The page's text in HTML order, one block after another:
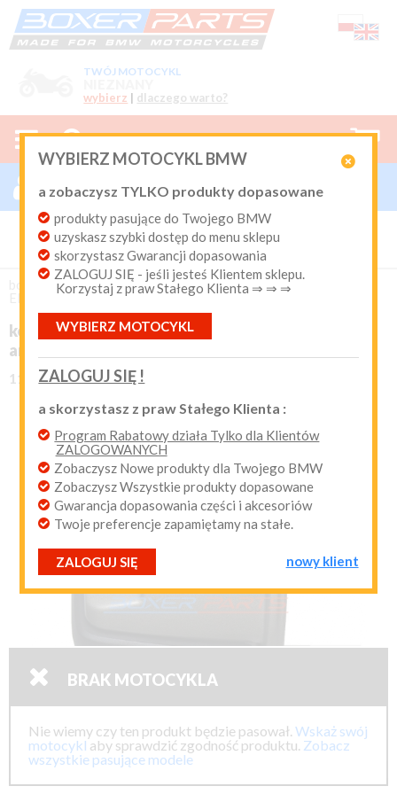
TWÓJ MOTOCYKL
wybierz | dlaczego warto?

WYBIERZ MOTOCYKL BMW
a zobaczysz TYLKO produkty dopasowane
produkty pasujące do Twojego BMW
uzyskasz szybki dostęp do menu sklepu
skorzystasz Gwarancji dopasowania
ZALOGUJ SIĘ - jeśli jesteś Klientem sklepu.
Korzystaj z praw Stałego Klienta ⇒ ⇒ ⇒
WYBIERZ MOTOCYKL
ZALOGUJ SIĘ !
a skorzystasz z praw Stałego Klienta :
Program Rabatowy działa Tylko dla Klientów
ZALOGOWANYCH
Zobaczysz Nowe produkty dla Twojego BMW
Zobaczysz Wszystkie produkty dopasowane
Gwarancja dopasowania części i akcesoriów
Twoje preferencje zapamiętamy na stałe.
ZALOGUJ SIĘ nowy klient
  
0
 Nowy klient
Login:
Hasło:
przypomnij mi hasło nowy klient
Produkty dopasowane do Twojego motocykla
BMW. Program Rabatowy po pierwszych zakupach. Od 20
lat on-line kurier Inpost i Paczkomat od 9.90 zł
boxer-parts / NADWOZIE i KANAPY /
Elementy dekoracyjne
korek wlewu oleju z emblematem BMW
anodowany
11-90475
 BRAK MOTOCYKLA
Nie wiemy czy ten produkt będzie pasował. Wskaż swój
motocykl aby sprawdzić zgodność produktu. Zobacz
wszystkie pasujące modele